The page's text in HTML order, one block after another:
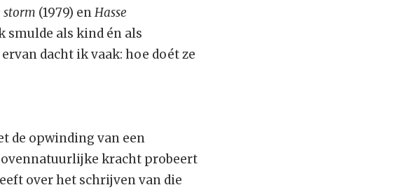
storm (1979) enHasse
smulde als kind én als
dacht ik vaak: hoe doét ze
de opwinding van een
kracht probeert
over het schrijven van die